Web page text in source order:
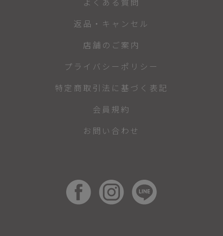
返品・キャンセル
店舗のご案内
プライバシーポリシー
特定商取引法に基づく表記
会員規約
お問い合わせ